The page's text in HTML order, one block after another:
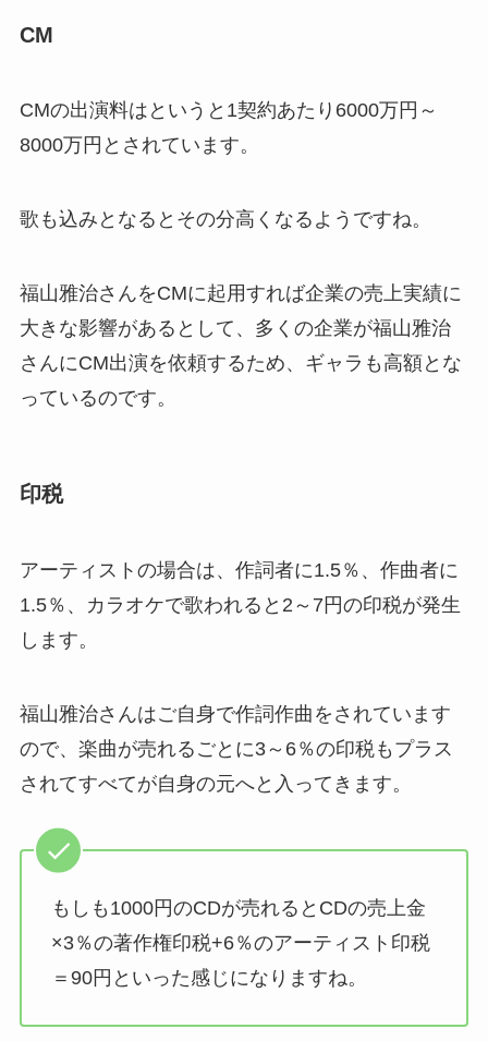
CM
CMの出演料はというと1契約あたり6000万円～
8000万円とされています。
歌も込みとなるとその分高くなるようですね。
福山雅治さんをCMに起用すれば企業の売上実績に
大きな影響があるとして、多くの企業が福山雅治
さんにCM出演を依頼するため、ギャラも高額とな
っているのです。
印税
アーティストの場合は、作詞者に1.5％、作曲者に
1.5％、カラオケで歌われると2～7円の印税が発生
します。
福山雅治さんはご自身で作詞作曲をされています
ので、楽曲が売れるごとに3～6％の印税もプラス
されてすべてが自身の元へと入ってきます。
もしも1000円のCDが売れるとCDの売上金
×3％の著作権印税+6％のアーティスト印税
＝90円といった感じになりますね。